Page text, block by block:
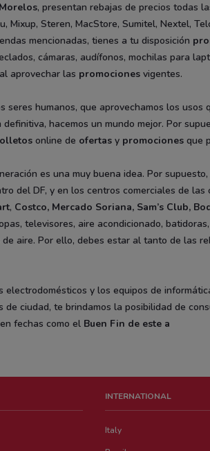
, presentan rebajas de precios todas
Mixup, Steren, MacStore, Sumitel, Nextel,
mencionadas, tienes a tu disposición
cámaras, audífonos, mochilas para
aprovechar las promociones vigentes.
humanos, que aprovechamos los
hacemos un mundo mejor. Por
online de ofertas y promociones que
es una muy buena idea. Por
del DF, y en los centros comerciales de
, Costco, Mercado Soriana, Sam’s Club,
televisores, aire acondicionado,
aire. Por ello, debes estar al tanto de las
y los equipos de
ciudad, te brindamos la posibilidad de
fechas como el Buen Fin de este a
INTERNATIONAL
Italy